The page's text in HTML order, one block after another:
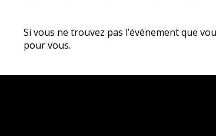
Si vous ne trouvez pas l’événement que
pour vous.